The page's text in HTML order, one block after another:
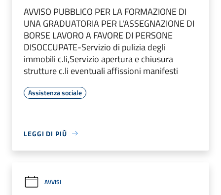
AVVISO PUBBLICO PER LA FORMAZIONE DI
UNA GRADUATORIA PER L'ASSEGNAZIONE DI
BORSE LAVORO A FAVORE DI PERSONE
DISOCCUPATE-Servizio di pulizia degli
immobili c.li,Servizio apertura e chiusura
strutture c.li eventuali affissioni manifesti
Assistenza sociale
LEGGI DI PIÙ
AVVISI